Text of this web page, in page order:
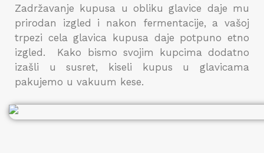
Zadržavanje kupusa u obliku glavice daje mu
prirodan izgled i nakon fermentacije, a vašoj
trpezi cela glavica kupusa daje potpuno etno
izgled. Kako bismo svojim kupcima dodatno
izašli u susret, kiseli kupus u glavicama
pakujemo u vakuum kese.